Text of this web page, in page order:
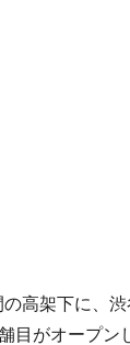
高架下に、
目がオープン